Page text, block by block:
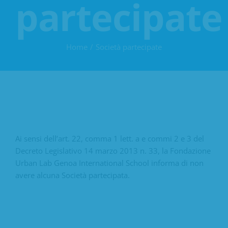
partecipate
Home Società partecipate